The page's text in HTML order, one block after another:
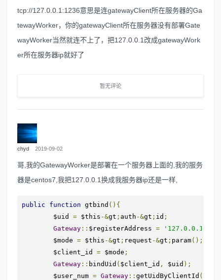
tcp://127.0.0.1:1236意思是连gatewayClient所在服务器的Ga
tewayWorker，你的gatewayClient所在服务器没有部署Gate
wayWorker当然就连不上了，把127.0.0.1改成gatewayWork
er所在服务器ip就好了
暂无评论
chyd 2019-09-02
哥,我的GatewayWorker是部署在一个服务器上面的,我的服务
器是centos7,我把127.0.0.1换成我服务器ip还是一样,
public function gtbind (){
$uid = $this -&gt ; auth -&gt ; id ;
Gateway :: $registerAddress =
$mode = $this -&gt ; request -&gt ; param();
$client_id = $mode ;
Gateway :: bindUid ( $client_id , $uid );
$user_num = Gateway :: getUidByClientId (